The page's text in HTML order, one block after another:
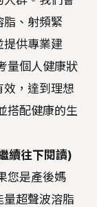
脂、射頻緊
提供專業建
量個人健康狀
，達到理想
搭配健康的生
續往下閱讀)
您是產後媽
超聲波溶脂